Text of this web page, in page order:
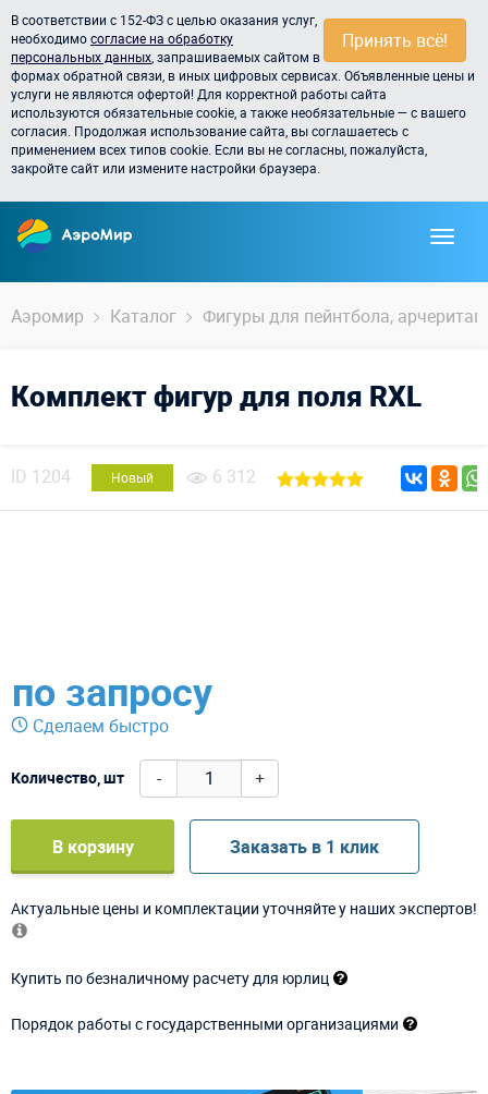
Принять всё!
В соответствии с 152-ФЗ с целью оказания услуг,
необходимосогласие на обработку
персональных данных , запрашиваемых сайтом в
формах обратной связи, в иных цифровых сервисах. Объявленные цены и
услуги не являются офертой! Для корректной работы сайта
используются обязательные cookie, а также необязательные — с вашего
согласия. Продолжая использование сайта, вы соглашаетесь с
применением всех типов cookie. Если вы не согласны, пожалуйста,
закройте сайт или измените настройки браузера.
Аэромир Каталог Фигуры для пейнтбола,
Комплект фигур для поля RXL
ID 1204 Новый 6 312
по запросу
Сделаем быстро
Количество, шт - +
В корзину Заказать в 1 клик
Актуальные цены и комплектации уточняйте у наших экспертов!
Купить по безналичному расчету для юрлиц
Порядок работы с государственными организациями